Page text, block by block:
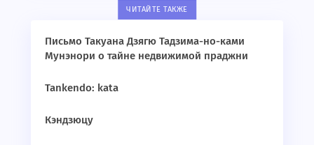
ЧИТАЙТЕ ТАКЖЕ
Письмо Такуана Дзягю Тадзима-но-ками
Мунэнори о тайне недвижимой праджни
Tankendo: kata
Кэндзюцу